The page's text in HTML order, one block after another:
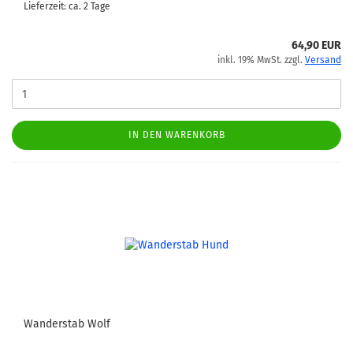
Lieferzeit: ca. 2 Tage
64,90 EUR
inkl. 19% MwSt. zzgl. Versand
IN DEN WARENKORB
Wanderstab Wolf